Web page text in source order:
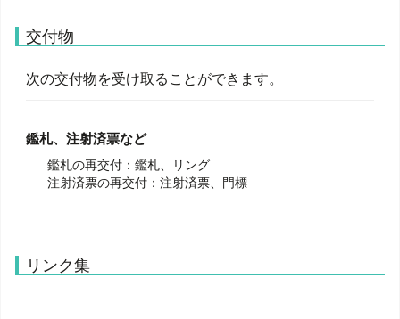
交付物
次の交付物を受け取ることができます。
鑑札、注射済票など
鑑札の再交付：鑑札、リング
注射済票の再交付：注射済票、門標
リンク集